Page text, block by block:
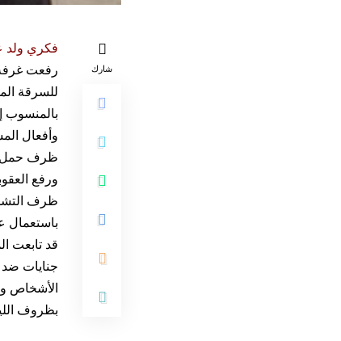
شارك
فكري ولد
رفعت غرفة
بالمنسوب
وأفعال
ظرف حمل
ظرف
باستعمال
قد تابعت
جنايات ضد
الأشخاص
بظروف